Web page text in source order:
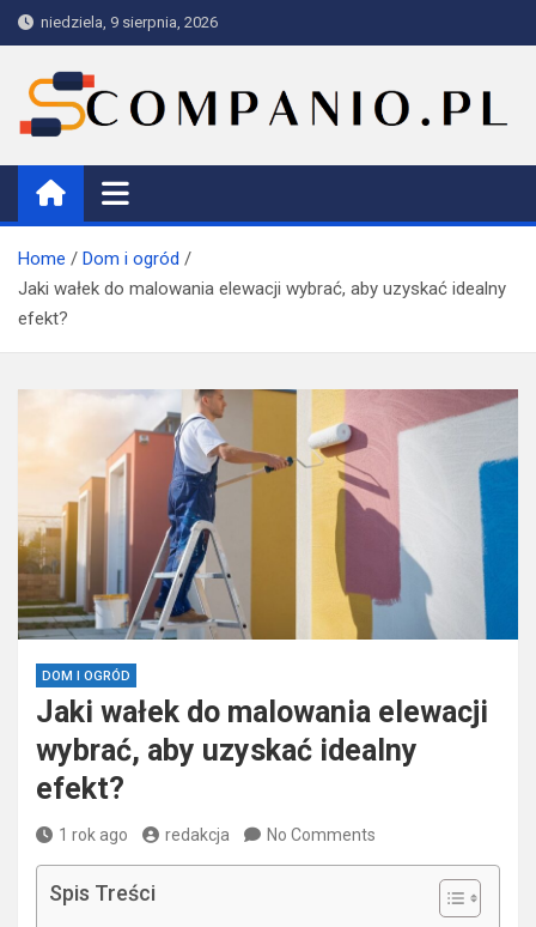
Skip
to
content
niedziela, 9 sierpnia, 2026
Companio
Home
Dom i ogród
Jaki wałek do malowania elewacji wybrać, aby uzyskać idealny
efekt?
DOM I OGRÓD
Jaki wałek do malowania elewacji
wybrać, aby uzyskać idealny
efekt?
1 rok ago redakcja No Comments
Spis Treści